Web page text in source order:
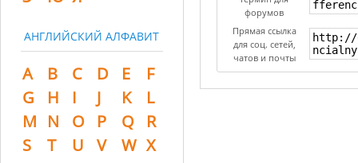
АНГЛИЙСКИЙ АЛФАВИТ
A B C D E
F
G
H I J K
L
M N O P Q
R
S
T U V W X
форумов
Прямая ссылка
для соц. сетей,
чатов и почты